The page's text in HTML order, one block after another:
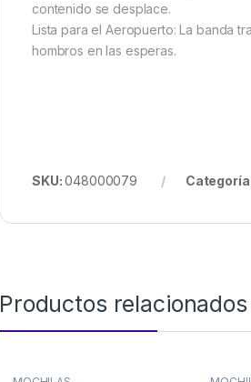
contenido se desplace.
Lista para el Aeropuerto: La banda
hombros en las esperas.
SKU:048000079
Productos relacionados